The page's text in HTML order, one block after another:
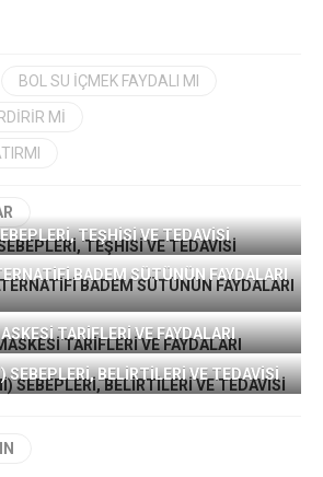
BOL SU IÇMEK FAYDALI MI
MI
TEŞHİSİ VE TEDAVİSİ
BADEM SÜTÜNÜN FAYDALARI
TARİFLERİ VE FAYDALARI
BELİRTİLERİ VE TEDAVİSİ